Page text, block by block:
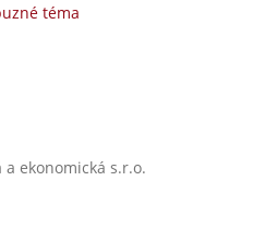
téma
ekonomická s.r.o.